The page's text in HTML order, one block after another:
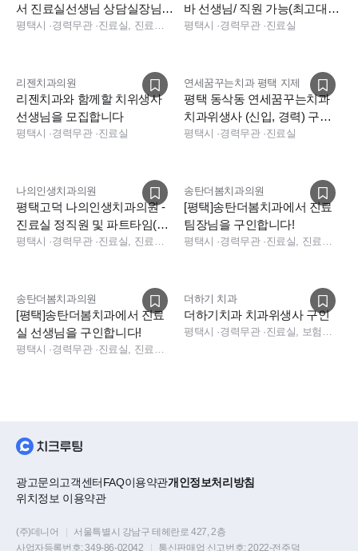
서 진료실선생님 상담실장님
모십니다. 인원충원, 업계최고
평택시 ·경력무관·
바 선생님/ 직원 가능(최고대
우)
평택시 ·경력무관·진료실
리젠치과의원
리젠치과와 함께할 치위생사
선생님을 모집합니다
평택시 ·경력무관·진료실
연세꿈꾸는치과 평택 지제
평택 동삭동 연세꿈꾸는치과
치과위생사 (신입, 경력) 구인
합니다.
평택시 ·경력무관·진료실
나의인생치과의원
평택고덕 나의인생치과의원 -
진료실 정직원 및 파트타임(경
력)
평택시 ·경력무관·
송탄더봄치과의원
[평택]송탄더봄치과에서 진료
팀장님을 구인합니다!
평택시 ·경력무관·
송탄더봄치과의원
[평택]송탄더봄치과에서 진료
실 선생님을 구인합니다!
평택시 ·경력무관·
더하기 치과
더하기치과 치과위생사 구인
평택시 ·경력무관·
광고문의고객센터FAQ이용약관개인정보처리방침
위치정보 이용약관
(주)데니어
서울특별시 강남구 테헤란로 427, 2층
사업자등록번호:349-86-02042 통신판매업 신고번호:2022-전주덕